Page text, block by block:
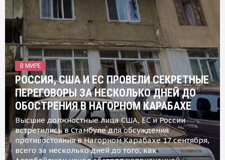
В МИРЕ
РОССИЯ, США И ЕС ПРОВЕЛИ СЕКРЕТНЫЕ
ПЕРЕГОВОРЫ ЗА НЕСКОЛЬКО ДНЕЙ ДО
ОБОСТРЕНИЯ В НАГОРНОМ КАРАБАХЕ
Высшие должностные лица США, ЕС и России
встретились в Стамбуле для обсуждения
противостояния в Нагорном Карабахе 17 сентября,
всего за несколько дней до того, как